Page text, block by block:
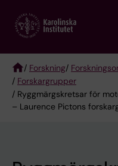
main
Breadcrumb
/ Forskning/
/ Forskargrupper
/ Ryggmärgskretsar för
– Laurence Pictons